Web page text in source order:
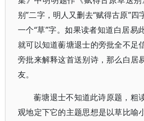
别”二字，明人又删去“赋得古原”四
一个“草”字。如果读者知道白居易
就可以知道蘅塘退士的旁批全不足
旁批来解释这首送别诗，那么白居
友。
蘅塘退士不知道此诗原题，粗
观地定下它的主题思想是以草比喻